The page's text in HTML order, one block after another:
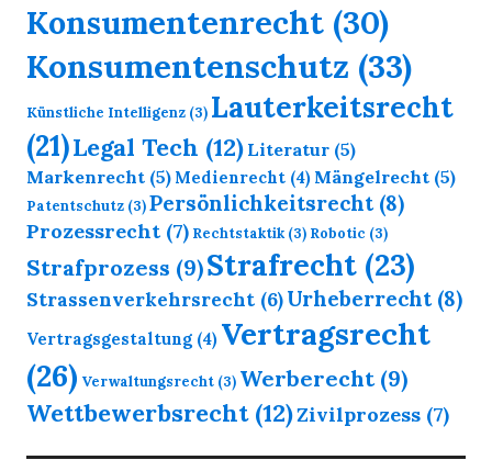
Konsumentenrecht (30)
Konsumentenschutz (33)
Künstliche Intelligenz (3) Lauterkeitsrecht
(21)Legal Tech (12) Literatur (5)
Markenrecht (5) Medienrecht (4) Mängelrecht (5)
Patentschutz (3)Persönlichkeitsrecht(8)
Prozessrecht (7) Rechtstaktik(3) Robotic (3)
Strafprozess (9)Strafrecht (23)
Strassenverkehrsrecht (6)Urheberrecht(8)
Vertragsgestaltung (4) Vertragsrecht
(26) Verwaltungsrecht (3) Werberecht(9)
Wettbewerbsrecht(12)Zivilprozess (7)